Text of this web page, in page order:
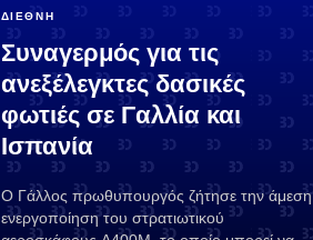
ΔΙΕΘΝΗ
Συναγερμός για τις
ανεξέλεγκτες δασικές
φωτιές σε Γαλλία και
Ισπανία
Ο Γάλλος πρωθυπουργός ζήτησε την άμεση
ενεργοποίηση του στρατιωτικού